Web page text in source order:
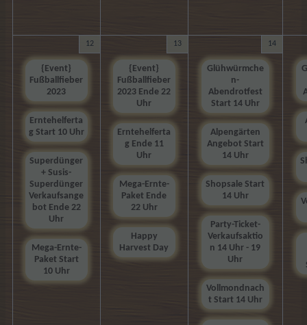
12
{Event}
Fußballfieber
2023
Erntehelferta
g Start 10 Uhr
Superdünger
+ Susis-
Superdünger
Verkaufsange
bot Ende 22
Uhr
Mega-Ernte-
Paket Start
10 Uhr
13
{Event}
Fußballfieber
2023 Ende 22
Uhr
Erntehelferta
g Ende 11
Uhr
Mega-Ernte-
Paket Ende
22 Uhr
Happy
Harvest Day
14
Glühwürmche
n-
Abendrotfest
Start 14 Uhr
Alpengärten
Angebot Start
14 Uhr
Shopsale Start
14 Uhr
Party-Ticket-
Verkaufsaktio
n 14 Uhr - 19
Uhr
Vollmondnach
t Start 14 Uhr